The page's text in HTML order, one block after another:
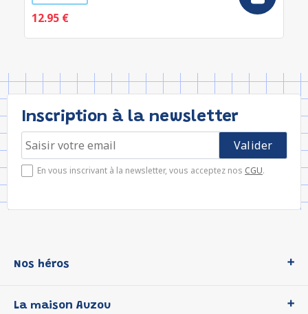
12.95 €
Inscription à la newsletter
En vous inscrivant à la newsletter, vous acceptez nos CGU.
Nos héros
La maison Auzou